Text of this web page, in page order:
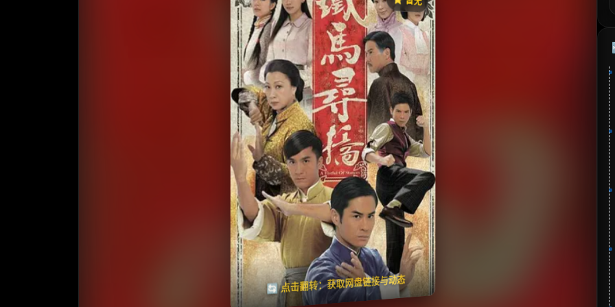
🔄 点击翻转：获取网盘链接与动态
《铁马寻桥》
⭐
收藏
⭐️ 评分：暂无 | 🎬 2010年
✅ 已完结
夸克网盘
失效请反馈
🧧️
天天领红包